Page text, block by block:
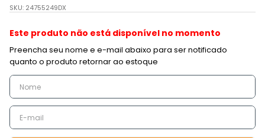
SKU: 24755249DX
Este produto não está disponível no momento